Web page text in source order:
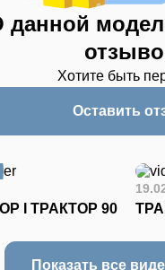
данной
Хотите быть
Оставить
I ТРАКТОР 90
Показать все